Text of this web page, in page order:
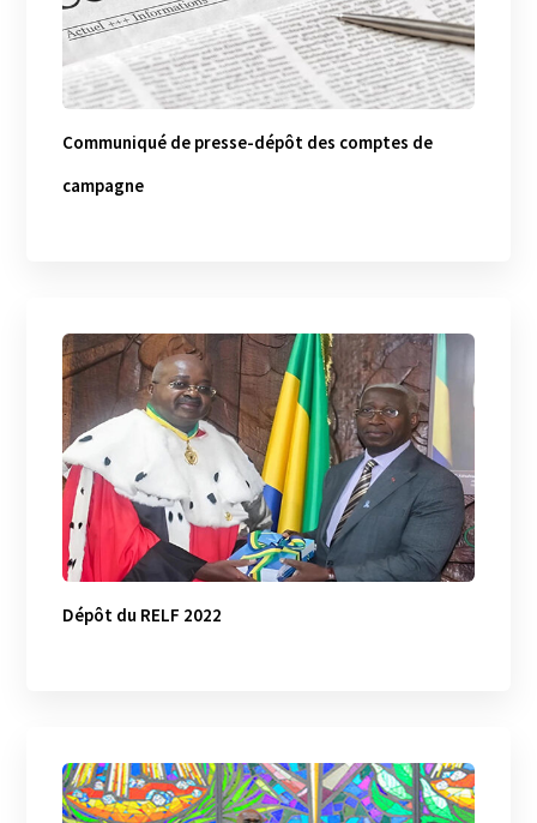
Communiqué de presse-dépôt des comptes de
campagne
Dépôt du RELF 2022